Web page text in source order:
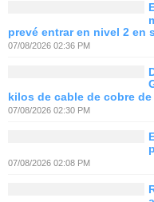
prevé entrar en nivel 2 en
07/08/2026 02:36 PM
kilos de cable de cobre
07/08/2026 02:30 PM
07/08/2026 02:08 PM